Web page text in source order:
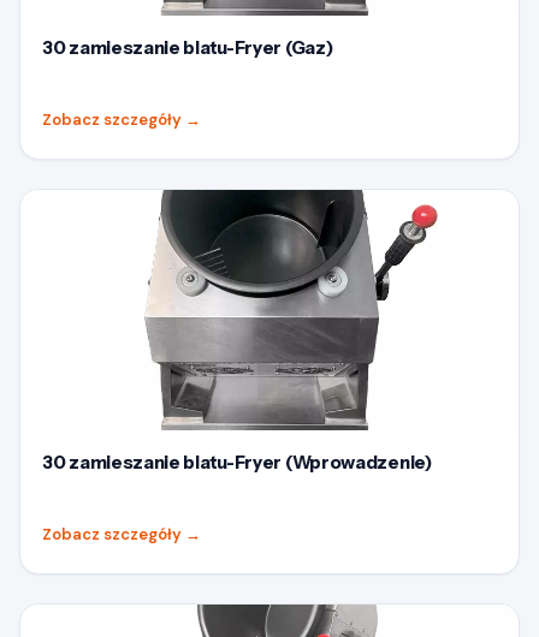
30 zamieszanie blatu-Fryer (Gaz)
Zobacz szczegóły →
30 zamieszanie blatu-Fryer (Wprowadzenie)
Zobacz szczegóły →